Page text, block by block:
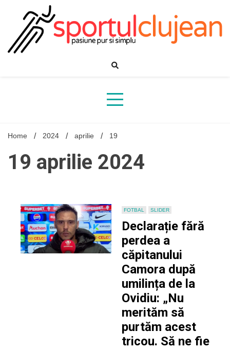
Home 2024 aprilie 19
19 aprilie 2024
FOTBAL SLIDER
Declarație fără
perdea a
căpitanului
Camora după
umilința de la
Ovidiu: „Nu
merităm să
purtăm acest
tricou. Să ne fie